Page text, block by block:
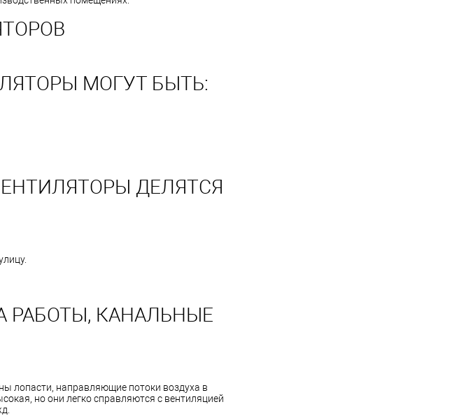
МОГУТ БЫТЬ:
ДЕЛЯТСЯ
КАНАЛЬНЫЕ
лопасти, направляющие потоки воздуха в
но они легко справляются с вентиляцией